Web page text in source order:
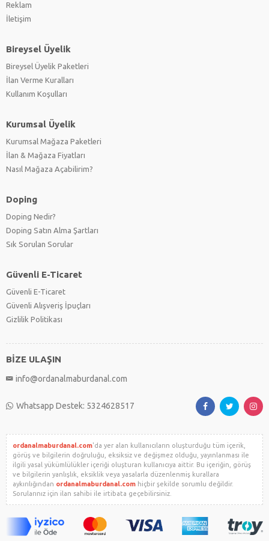
Reklam
İletişim
Bireysel Üyelik
Bireysel Üyelik Paketleri
İlan Verme Kuralları
Kullanım Koşulları
Kurumsal Üyelik
Kurumsal Mağaza Paketleri
İlan & Mağaza Fiyatları
Nasıl Mağaza Açabilirim?
Doping
Doping Nedir?
Doping Satın Alma Şartları
Sık Sorulan Sorular
Güvenli E-Ticaret
Güvenli E-Ticaret
Güvenli Alışveriş İpuçları
Gizlilik Politikası
BİZE ULAŞIN
info@ordanalmaburdanal.com
Whatsapp Destek: 5324628517
ordanalmaburdanal.com'da yer alan kullanıcıların oluşturduğu tüm içerik,
görüş ve bilgilerin doğruluğu, eksiksiz ve değişmez olduğu, yayınlanması ile
ilgili yasal yükümlülükler içeriği oluşturan kullanıcıya aittir. Bu içeriğin, görüş
ve bilgilerin yanlışlık, eksiklik veya yasalarla düzenlenmiş kurallara
aykırılığından ordanalmaburdanal.com hiçbir şekilde sorumlu değildir.
Sorularınız için ilan sahibi ile irtibata geçebilirsiniz.